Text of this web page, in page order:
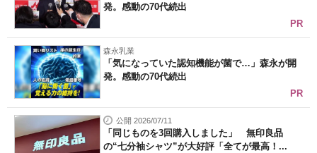
エレクトロニクス専門サイト
電子設計の基本と応用
エネルギーの専門メディア
建設×テクノロジーの最前線
ちょっと気になるネットの話題
発。感動の70代続出
PR
森永乳業
「気になっていた認知機能が菌で…」森永が開
発。感動の70代続出
PR
公開 2026/07/11
「同じものを3回購入しました」 無印良品
の“七分袖シャツ”が大好評「全てが最高！...